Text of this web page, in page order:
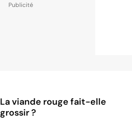
La viande rouge fait-elle
grossir ?